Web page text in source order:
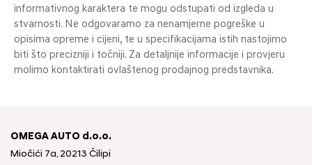
informativnog karaktera te mogu odstupati od izgleda u
stvarnosti. Ne odgovaramo za nenamjerne pogreške u
opisima opreme i cijeni, te u specifikacijama istih nastojimo
biti što precizniji i točniji. Za detaljnije informacije i provjeru
molimo kontaktirati ovlaštenog prodajnog predstavnika.
OMEGA AUTO d.o.o.
Miočići 7a, 20213 Čilipi